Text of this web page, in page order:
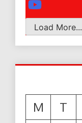
Load More...
M
T